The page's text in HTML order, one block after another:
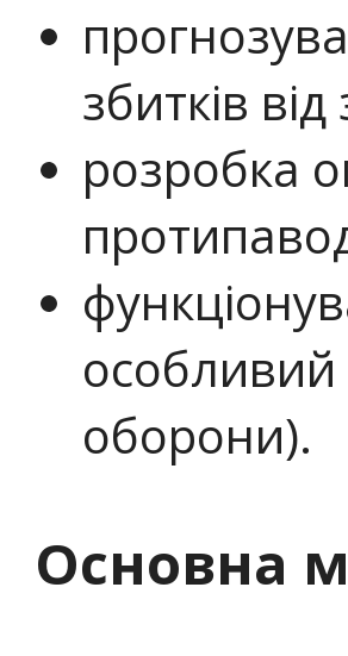
збитків
розробка
особливий
оборони).
Основна